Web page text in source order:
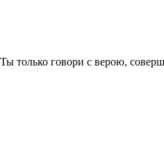
говори с верою,